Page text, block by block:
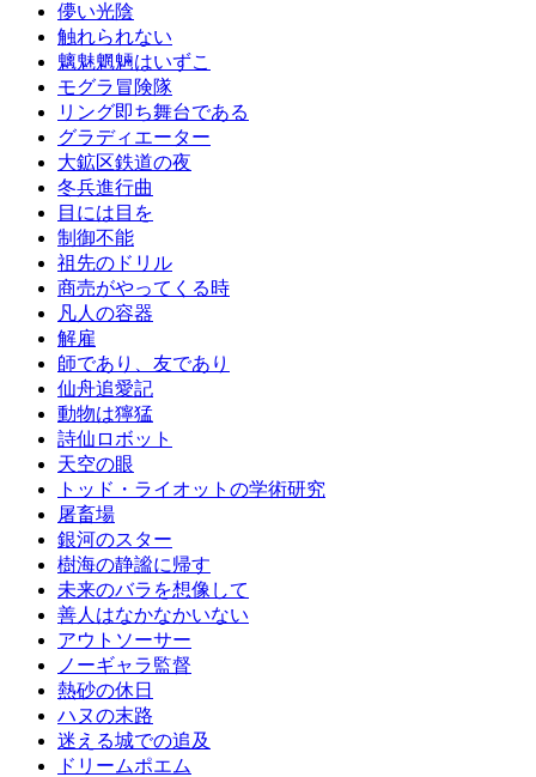
儚い光陰
触れられない
魑魅魍魎はいずこ
モグラ冒険隊
リング即ち舞台である
グラディエーター
大鉱区鉄道の夜
冬兵進行曲
目には目を
制御不能
祖先のドリル
商売がやってくる時
凡人の容器
解雇
師であり、友であり
仙舟追愛記
動物は獰猛
詩仙ロボット
天空の眼
トッド・ライオットの学術研究
屠畜場
銀河のスター
樹海の静謐に帰す
未来のバラを想像して
善人はなかなかいない
アウトソーサー
ノーギャラ監督
熱砂の休日
ハヌの末路
迷える城での追及
ドリームポエム